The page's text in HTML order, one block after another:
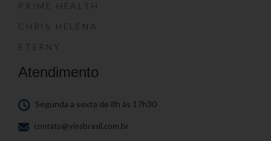
PRIME HEALTH
CHRIS HELENA
ETERNY
Atendimento
Segunda a sexta de 8h às 17h30
contato@yinsbrasil.com.br